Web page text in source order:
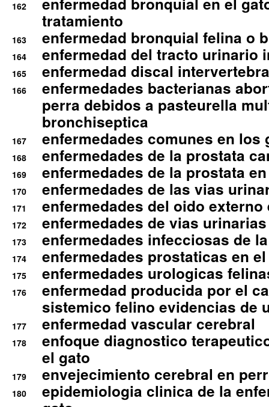
162
tratamiento
163 enfermedad bronquial felina o
164 enfermedad del tracto urinario
165 enfermedad discal
166
enfermedades bacterianas
perra debidos a pasteurella
bronchiseptica
167 enfermedades comunes en los
168 enfermedades de la prostata
169 enfermedades de la prostata
170 enfermedades de las vias
171 enfermedades del oido
172 enfermedades de vias
173 enfermedades infecciosas de
174 enfermedades prostaticas en
175 enfermedades urologicas
176
enfermedad producida por el
sistemico felino evidencias de
177 enfermedad vascular cerebral
178
enfoque diagnostico
el gato
179 envejecimiento cerebral en
180
epidemiologia clinica de la